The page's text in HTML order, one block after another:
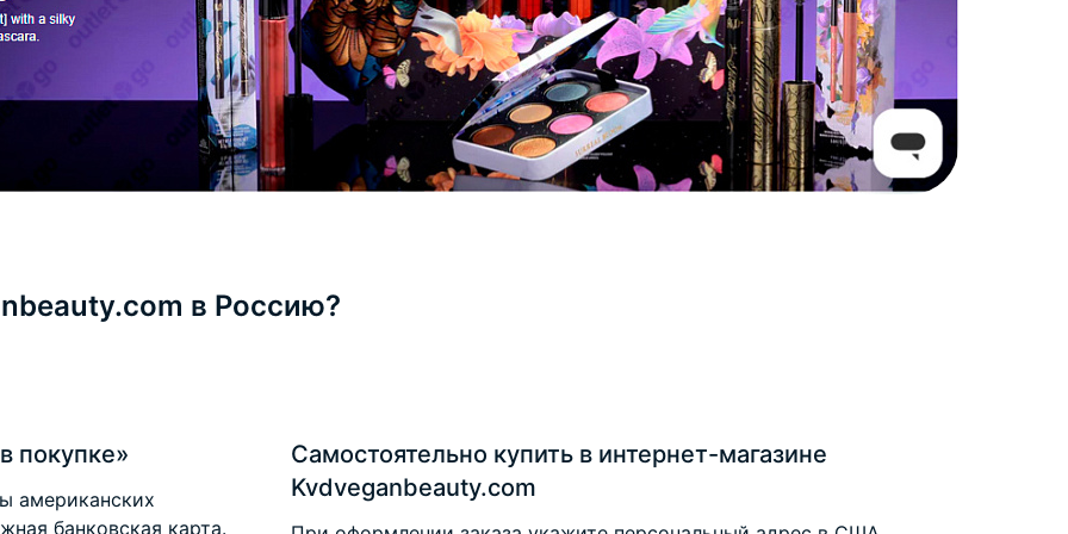
в Россию?
покупке»
американских
банковская карта.
Самостоятельно купить в интернет-магазине
Kvdveganbeauty.com